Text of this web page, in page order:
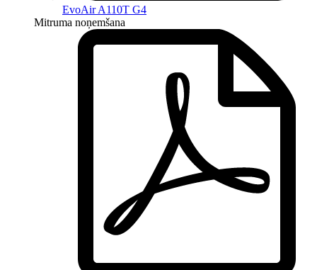
EvoAir A110T G4
Mitruma noņemšana